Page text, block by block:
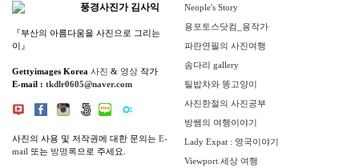
풍경사진가 김사익
『부산의 아름다움을 사진으로 그리는
이』
Gettyimages Korea 사진 & 영상 작가
E-mail : tkdlr0605@naver.com
사진의 사용 및 저작권에 대한 문의는 E-
mail 또는 방명록으로 주세요.
Neople's Story
용포토스닷컴_용작가
파란연필의 사진여행
솜다리 gallery
틸밥차와 똥고양이
사진한절의 사진공부
방쌤의 여행이야기
Lady Expat : 영국이야기
Viewport 세상 여행